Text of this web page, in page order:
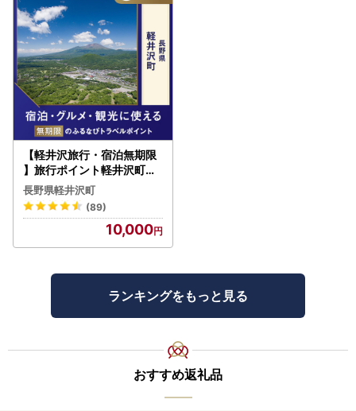
【軽井沢旅行・宿泊無期限
】旅行ポイント軽井沢町ふ
るなびトラベルポイント
長野県軽井沢町
(89)
10,000
ランキングをもっと見る
おすすめ返礼品